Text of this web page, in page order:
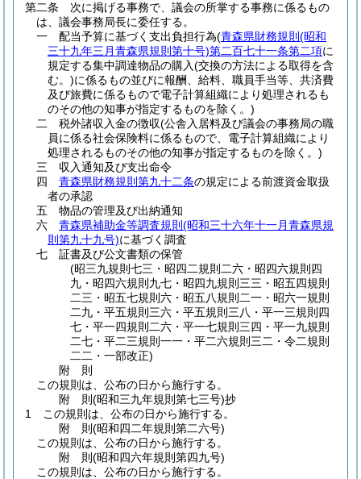
第二条
次に掲げる事務で、議会の所掌する事務に係るもの
は、議会事務局長に委任する。
一
配当予算に基づく支出負担行為(青森県財務規則 (昭和
三十九年三月青森県規則第十号)第二百七十一条第二項に
規定する集中調達物品の購入(交換の方法による取得を含
む。)に係るもの並びに報酬、給料、職員手当等、共済費
及び旅費に係るもので電子計算組織により処理されるも
のその他の知事が指定するものを除く。)
二
税外諸収入金の徴収(公舎入居料及び議会の事務局の職
員に係る社会保険料に係るもので、電子計算組織により
処理されるものその他の知事が指定するものを除く。)
三
収入通知及び支出命令
四
青森県財務規則第九十二条の規定による前渡資金取扱
者の承認
五
物品の管理及び出納通知
六
青森県補助金等調査規則 (昭和三十六年十一月青森県規
則第九十九号)に基づく調査
七
証書及び公文書類の保管
(昭三九規則七三・昭四二規則二六・昭四六規則四
九・昭四六規則九七・昭四九規則三三・昭五四規則
二三・昭五七規則六・昭五八規則二一・昭六一規則
二九・平五規則三六・平五規則三八・平一三規則四
七・平一四規則二六・平一七規則三四・平一九規則
二七・平二三規則一一・平二六規則三二・令二規則
二二・一部改正)
附 則
この規則は、公布の日から施行する。
附 則(昭和三九年規則第七三号)抄
1
この規則は、公布の日から施行する。
附 則(昭和四二年規則第二六号)
この規則は、公布の日から施行する。
附 則(昭和四六年規則第四九号)
この規則は、公布の日から施行する。